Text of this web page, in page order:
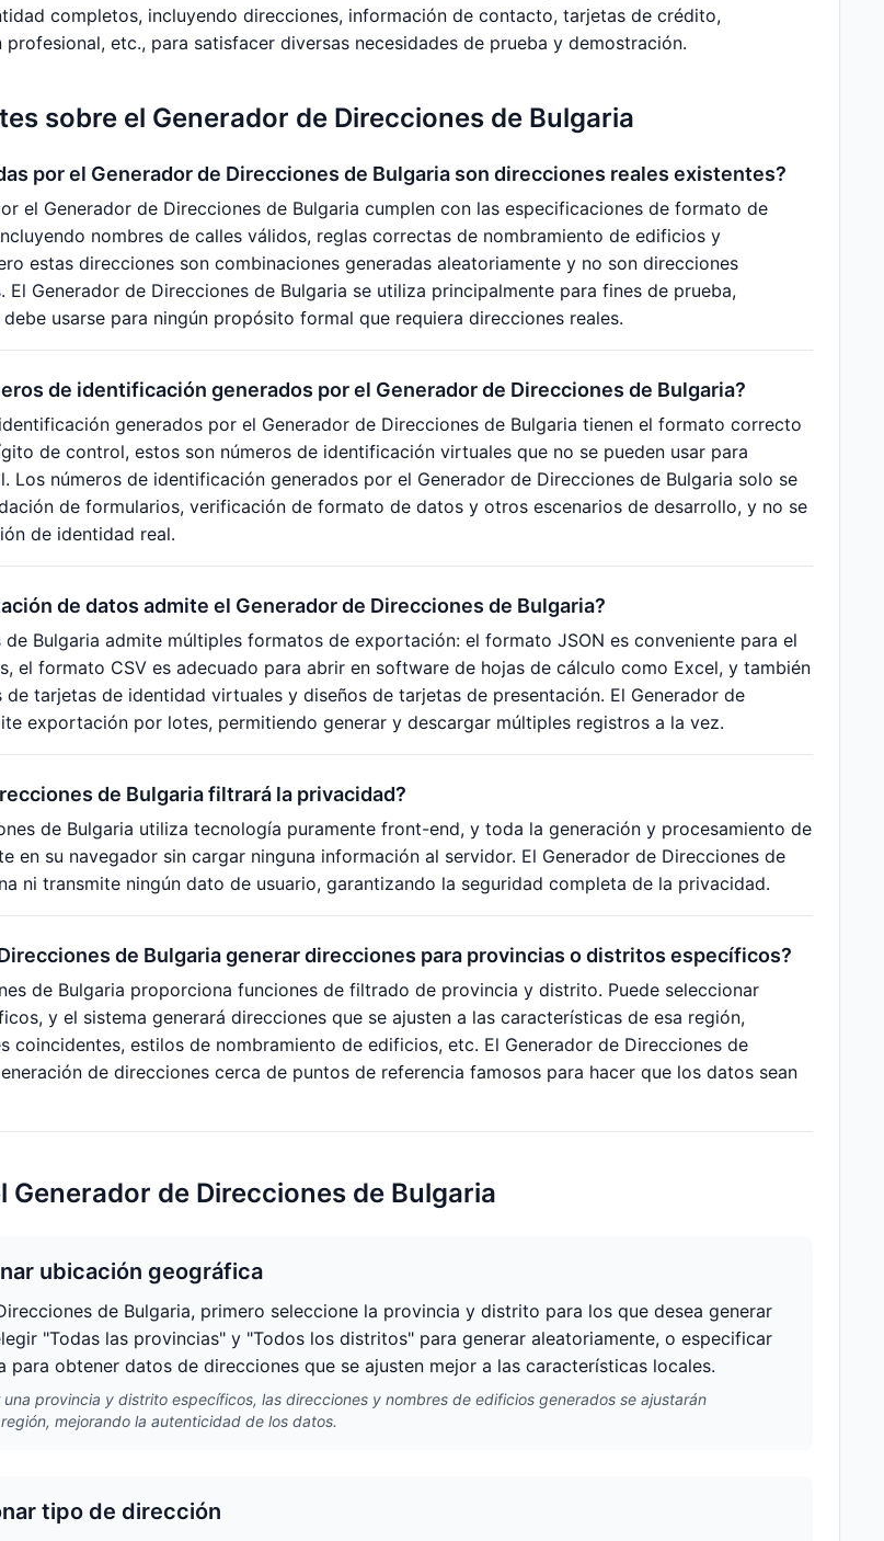
completos, incluyendo direcciones, información de contacto, tarjetas de crédito,
etc., para satisfacer diversas necesidades de prueba y demostración.
sobre el Generador de Direcciones de Bulgaria
por el Generador de Direcciones de Bulgaria son direcciones reales existentes?
el Generador de Direcciones de Bulgaria cumplen con las especificaciones de formato de
nombres de calles válidos, reglas correctas de nombramiento de edificios y
estas direcciones son combinaciones generadas aleatoriamente y no son direcciones
El Generador de Direcciones de Bulgaria se utiliza principalmente para fines de prueba,
usarse para ningún propósito formal que requiera direcciones reales.
de identificación generados por el Generador de Direcciones de Bulgaria?
generados por el Generador de Direcciones de Bulgaria tienen el formato correcto
de control, estos son números de identificación virtuales que no se pueden usar para
Los números de identificación generados por el Generador de Direcciones de Bulgaria solo se
de formularios, verificación de formato de datos y otros escenarios de desarrollo, y no se
de identidad real.
de datos admite el Generador de Direcciones de Bulgaria?
de Bulgaria admite múltiples formatos de exportación: el formato JSON es conveniente para el
el formato CSV es adecuado para abrir en software de hojas de cálculo como Excel, y también
de tarjetas de identidad virtuales y diseños de tarjetas de presentación. El Generador de
exportación por lotes, permitiendo generar y descargar múltiples registros a la vez.
de Bulgaria filtrará la privacidad?
de Bulgaria utiliza tecnología puramente front-end, y toda la generación y procesamiento de
en su navegador sin cargar ninguna información al servidor. El Generador de Direcciones de
ni transmite ningún dato de usuario, garantizando la seguridad completa de la privacidad.
de Bulgaria generar direcciones para provincias o distritos específicos?
de Bulgaria proporciona funciones de filtrado de provincia y distrito. Puede seleccionar
y el sistema generará direcciones que se ajusten a las características de esa región,
coincidentes, estilos de nombramiento de edificios, etc. El Generador de Direcciones de
de direcciones cerca de puntos de referencia famosos para hacer que los datos sean
Generador de Direcciones de Bulgaria
ubicación geográfica
de Bulgaria, primero seleccione la provincia y distrito para los que desea generar
"Todas las provincias" y "Todos los distritos" para generar aleatoriamente, o especificar
para obtener datos de direcciones que se ajusten mejor a las características locales.
provincia y distrito específicos, las direcciones y nombres de edificios generados se ajustarán
mejorando la autenticidad de los datos.
tipo de dirección